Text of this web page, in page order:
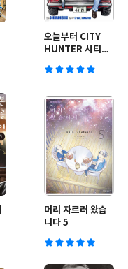
오늘부터 CITY
HUNTER 시티헌
머리 자르러 왔습
니다 5